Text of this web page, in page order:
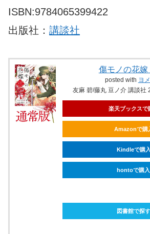
ISBN:9784065399422
出版社： 講談社
傷モノの花嫁
posted with ヨ
友麻 碧/藤丸 豆ノ介 講談社
楽天ブックスで
Amazonで購
Kindleで購入
hontoで購入
図書館で探す